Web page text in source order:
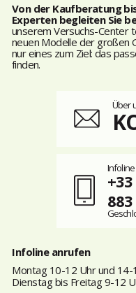
Von der Kaufberatung
Experten begleiten Sie
unserem Versuchs-Center
neuen Modelle der großen
nur eines zum Ziel: das
finden.
Über
Infoline
883
Infoline anrufen
Montag 10-12 Uhr und 14-
Dienstag bis Freitag 9-12